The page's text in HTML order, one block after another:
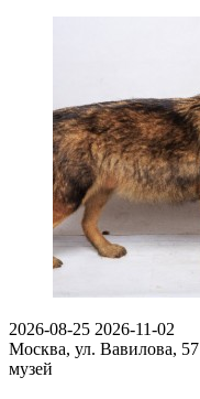
2026-08-25 2026-11-02
Москва, ул. Вавилова, 57
музей